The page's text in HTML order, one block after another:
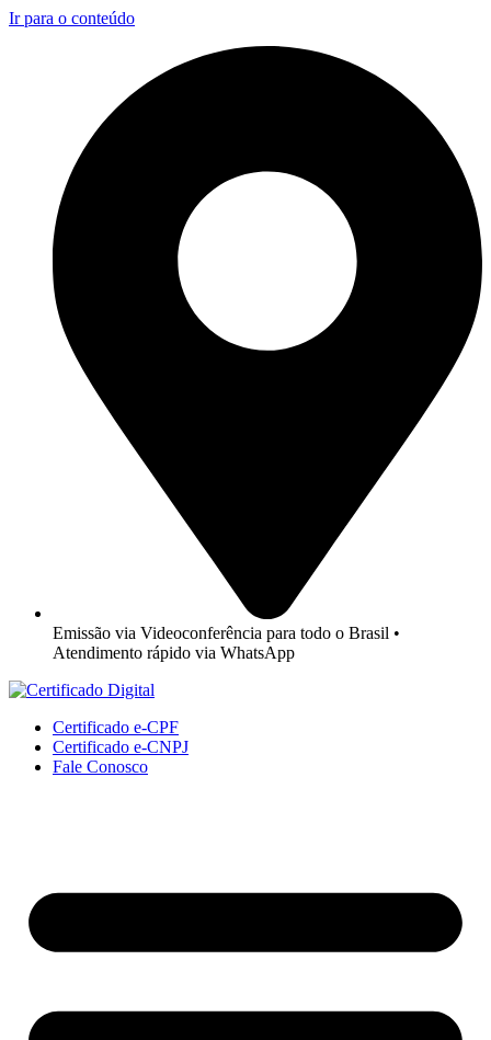
Ir para o conteúdo
Emissão via Videoconferência para todo o Brasil •
Atendimento rápido via WhatsApp
Certificado e-CPF
Certificado e-CNPJ
Fale Conosco